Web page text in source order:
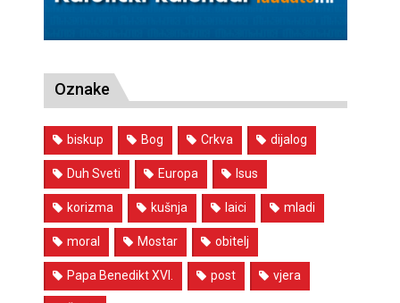
Oznake
biskup Bog Crkva dijalog
Duh Sveti Europa Isus
korizma kušnja laici mladi
moral Mostar obitelj
Papa Benedikt XVI. post vjera